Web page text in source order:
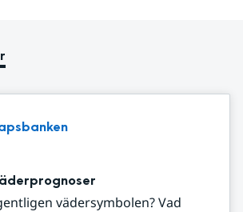
vädersymbolen? Vad